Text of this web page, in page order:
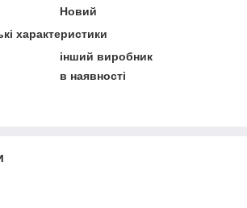
Новий
характеристики
інший виробник
в наявності